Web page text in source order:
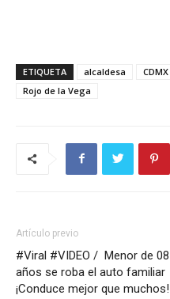
ETIQUETA alcaldesa CDMX
Rojo de la Vega
Artículo previo
#Viral #VIDEO / Menor de 08
años se roba el auto familiar
¡Conduce mejor que muchos!